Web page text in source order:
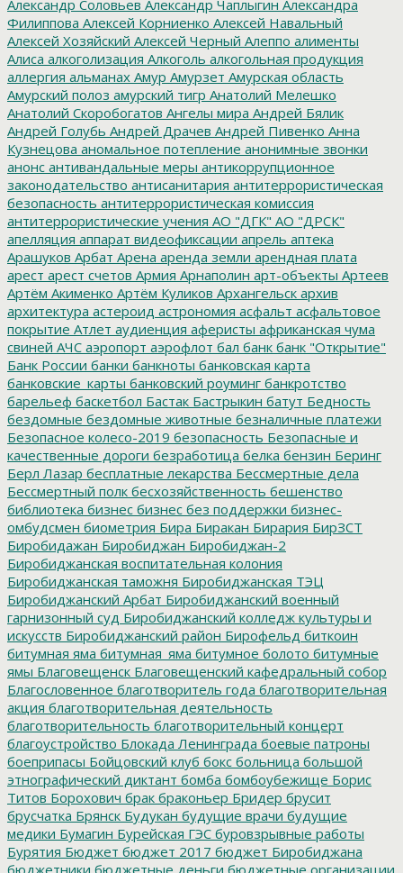
Александр Соловьев Александр Чаплыгин Александра
Филиппова Алексей Корниенко Алексей Навальный
Алексей Хозяйский Алексей Черный Алеппо алименты
Алиса алкоголизация Алкоголь алкогольная продукция
аллергия альманах Амур Амурзет Амурская область
Амурский полоз амурский тигр Анатолий Мелешко
Анатолий Скоробогатов Ангелы мира Андрей Бялик
Андрей Голубь Андрей Драчев Андрей Пивенко Анна
Кузнецова аномальное потепление анонимные звонки
анонс антивандальные меры антикоррупционное
законодательство антисанитария антитеррористическая
безопасность антитеррористическая комиссия
антитеррористические учения АО "ДГК" АО "ДРСК"
апелляция аппарат видеофиксации апрель аптека
Арашуков Арбат Арена аренда земли арендная плата
арест арест счетов Армия Арнаполин арт-объекты Артеев
Артём Акименко Артём Куликов Архангельск архив
архитектура астероид астрономия асфальт асфальтовое
покрытие Атлет аудиенция аферисты африканская чума
свиней АЧС аэропорт аэрофлот бал банк банк "Открытие"
Банк России банки банкноты банковская карта
банковские_карты банковский роуминг банкротство
барельеф баскетбол Бастак Бастрыкин батут Бедность
бездомные бездомные животные безналичные платежи
Безопасное колесо-2019 безопасность Безопасные и
качественные дороги безработица белка бензин Беринг
Берл Лазар бесплатные лекарства Бессмертные дела
Бессмертный полк бесхозяйственность бешенство
библиотека бизнес бизнес без поддержки бизнес-
омбудсмен биометрия Бира Биракан Бирария БирЗСТ
Биробидажан Биробиджан Биробиджан-2
Биробиджанская воспитательная колония
Биробиджанская таможня Биробиджанская ТЭЦ
Биробиджанский Арбат Биробиджанский военный
гарнизонный суд Биробиджанский колледж культуры и
искусств Биробиджанский район Бирофельд биткоин
битумная яма битумная_яма битумное болото битумные
ямы Благовещенск Благовещенский кафедральный собор
Благословенное благотворитель года благотворительная
акция благотворительная деятельность
благотворительность благотворительный концерт
благоустройство Блокада Ленинграда боевые патроны
боеприпасы Бойцовский клуб бокс больница большой
этнографический диктант бомба бомбоубежище Борис
Титов Борохович брак браконьер Бридер брусит
брусчатка Брянск Будукан будущие врачи будущие
медики Бумагин Бурейская ГЭС буровзрывные работы
Бурятия Бюджет бюджет 2017 бюджет Биробиджана
бюджетники бюджетные деньги бюджетные организации